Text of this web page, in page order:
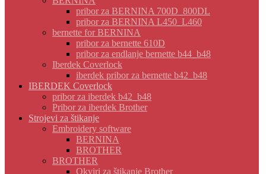
pribor za BERNINA 700D_800DL
pribor za BERNINA L450_L460
bernette for BERNINA
pribor za bernette 610D
pribor za endlanje bernette b44_b48
Iberdek Coverlock
iberdek pribor za bernette b42_b48
IBERDEK Coverlock
pribor za iberdek b42_b48
Pribor za iberdek Brother
Strojevi za štikanje
Embroidery software
BERNINA
BROTHER
BROTHER
Okviri za štikanje Brother